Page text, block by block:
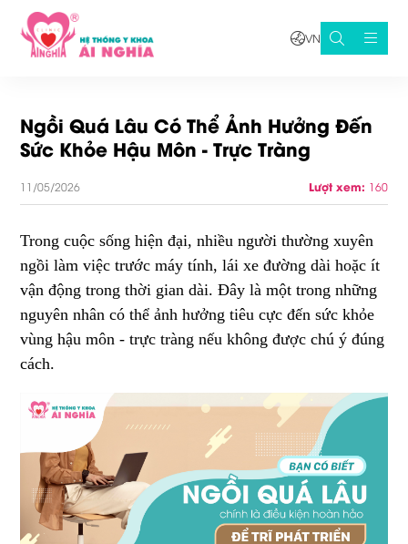
VN
Ngồi Quá Lâu Có Thể Ảnh Hưởng Đến
Sức Khỏe Hậu Môn - Trực Tràng
11/05/2026 Lượt xem: 160
Trong cuộc sống hiện đại, nhiều người thường xuyên
ngồi làm việc trước máy tính, lái xe đường dài hoặc ít
vận động trong thời gian dài. Đây là một trong những
nguyên nhân có thể ảnh hưởng tiêu cực đến sức khỏe
vùng hậu môn - trực tràng nếu không được chú ý đúng
cách.